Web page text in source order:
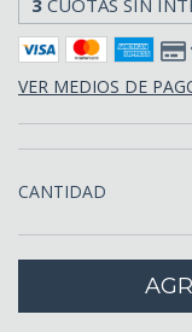
3 CUOTAS SIN
VER MEDIOS DE
CANTIDAD